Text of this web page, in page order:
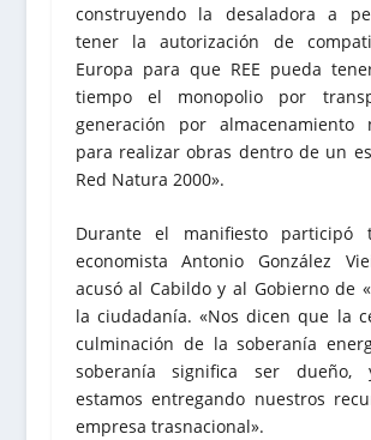
construyendo la desaladora a
tener la autorización de
Europa para que REE pueda
tiempo el monopolio por
generación por almacenamiento
para realizar obras dentro de un
Red Natura 2000».
Durante el manifiesto participó
economista Antonio González
acusó al Cabildo y al Gobierno de
la ciudadanía. «Nos dicen que la
culminación de la soberanía
soberanía significa ser dueño,
estamos entregando nuestros
empresa trasnacional».